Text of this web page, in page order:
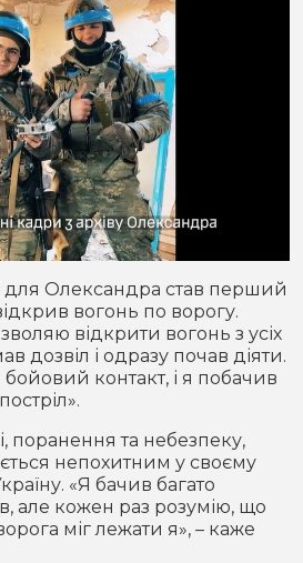
Олександра став перший
вогонь по ворогу.
відкрити вогонь з усіх
дозвіл і одразу почав діяти.
контакт, і я побачив
поранення та небезпеку,
непохитним у своєму
«Я бачив багато
але кожен раз розумію, що
міг лежати я», – каже